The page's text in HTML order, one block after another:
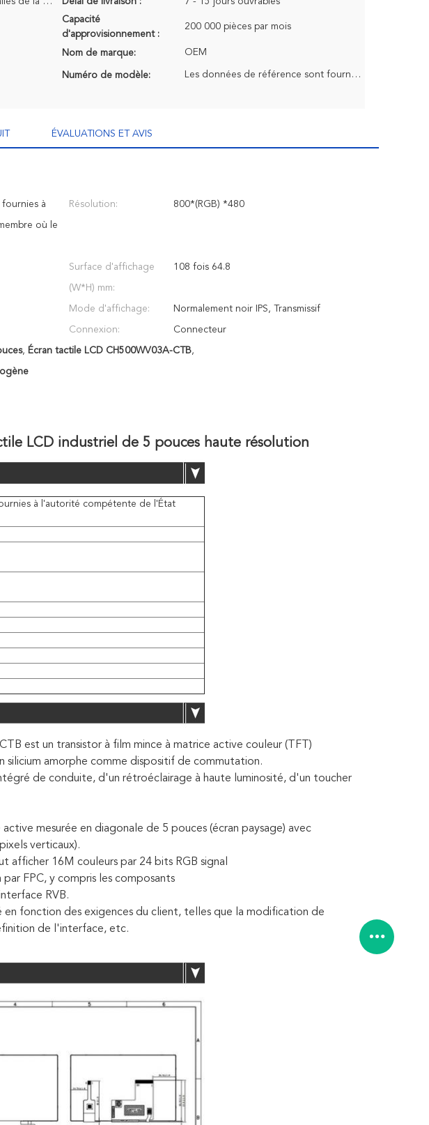
Capacité
d'approvisionnement :
200 000 pièces par mois
Nom de marque: OEM
Numéro de modèle: Les données de référence sont fournies à l'autorité compétente de l'État membre où le véhicule est s
ÉVALUATIONS ET AVIS
à
où le
Résolution: 800*(RGB) *480
Surface d'affichage
(W*H) mm:
108 fois 64.8
Mode d'affichage: Normalement noir IPS, Transmissif
Connexion: Connecteur
, Écran tactile LCD CH500WV03A-CTB,
LCD industriel de 5 pouces haute résolution
à l'autorité compétente de l'État
est un transistor à film mince à matrice active couleur (TFT)
silicium amorphe comme dispositif de commutation.
de conduite, d'un rétroéclairage à haute luminosité, d'un toucher
mesurée en diagonale de 5 pouces (écran paysage) avec
verticaux).
16M couleurs par 24 bits RGB signal
FPC, y compris les composants
RVB.
fonction des exigences du client, telles que la modification de
de l'interface, etc.